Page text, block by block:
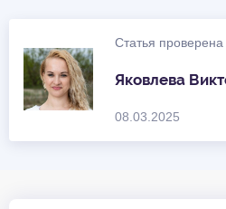
Статья проверена
Яковлева
08.03.2025